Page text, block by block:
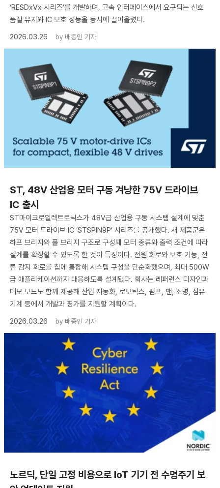
‘RESDxVx 시리즈’를 개발하며, 고속 인터페이스에서 요구되는 신호
품질 유지와 IC 보호 성능을 동시에 끌어올렸다.
2026.03.26
by 배종인 기자
ST, 48V 산업용 모터 구동 겨냥한 75V 드라이브
IC 출시
ST마이크로일렉트로닉스가 48V급 산업용 구동 시스템 설계에 맞춘
75V 모터 드라이브 IC ‘STSPIN9P’ 시리즈를 공개했다. 새 제품군은
하프 브리지와 풀 브리지 구조로 구성돼 모터 종류와 출력 조건에 따라
설계를 확장할 수 있도록 한 것이 특징이다. 전원 회로와 보호 기능, 전
류 감지 회로를 칩에 통합해 시스템 구성을 단순화했으며, 최대 500W
급 애플리케이션까지 대응하도록 설계됐다. 회사는 레퍼런스 디자인과
데모 보드도 함께 제공해 산업 자동화, 로보틱스, 펌프, 팬, 조명, 섬유
기계 등에서 개발과 평가를 지원할 계획이다.
2026.03.26
by 배종인 기자
노르딕, 단일 고정 비용으로 IoT 기기 전 수명주기 보